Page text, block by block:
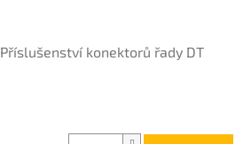
Příslušenství konektorů řady DT